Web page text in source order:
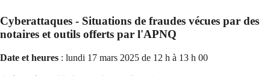
Cyberattaques - Situations de fraudes vécues par des
notaires et outils offerts par l'APNQ
Date et heures : lundi 17 mars 2025 de 12 h à 13 h 00